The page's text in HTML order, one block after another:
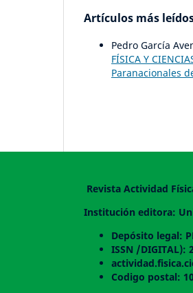
Artículos más
Pedro García
FÍSICA Y
Paranacionales
Revista Actividad
Institución editora:
Depósito legal:
ISSN /DIGITAL):
Codigo postal: